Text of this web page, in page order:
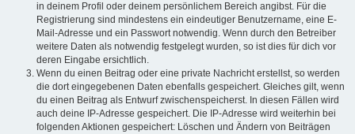
in deinem Profil oder deinem persönlichem Bereich angibst. Für die
Registrierung sind mindestens ein eindeutiger Benutzername, eine E-
Mail-Adresse und ein Passwort notwendig. Wenn durch den Betreiber
weitere Daten als notwendig festgelegt wurden, so ist dies für dich vor
deren Eingabe ersichtlich.
Wenn du einen Beitrag oder eine private Nachricht erstellst, so werden
die dort eingegebenen Daten ebenfalls gespeichert. Gleiches gilt, wenn
du einen Beitrag als Entwurf zwischenspeicherst. In diesen Fällen wird
auch deine IP-Adresse gespeichert. Die IP-Adresse wird weiterhin bei
folgenden Aktionen gespeichert: Löschen und Ändern von Beiträgen